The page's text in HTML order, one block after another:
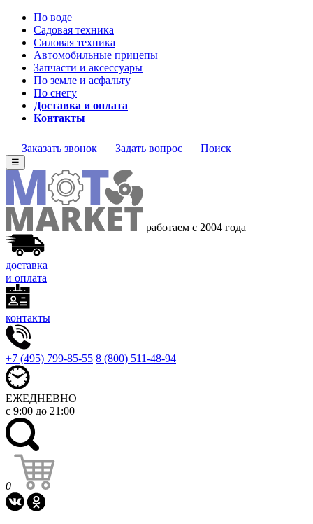
По воде
Садовая техника
Силовая техника
Автомобильные прицепы
Запчасти и аксессуары
По земле и асфальту
По снегу
Доставка и оплата
Контакты
Заказать звонок Задать вопрос Поиск
☰
работаем с 2004 года
доставка
и оплата
контакты
+7 (495) 799-85-55 8 (800) 511-48-94
ЕЖЕДНЕВНО
с 9:00 до 21:00
0